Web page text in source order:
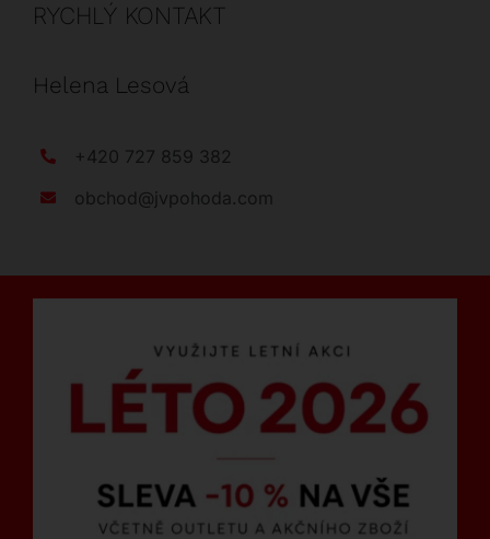
RYCHLÝ KONTAKT
Helena Lesová
+420 727 859 382
obchod@jvpohoda.com